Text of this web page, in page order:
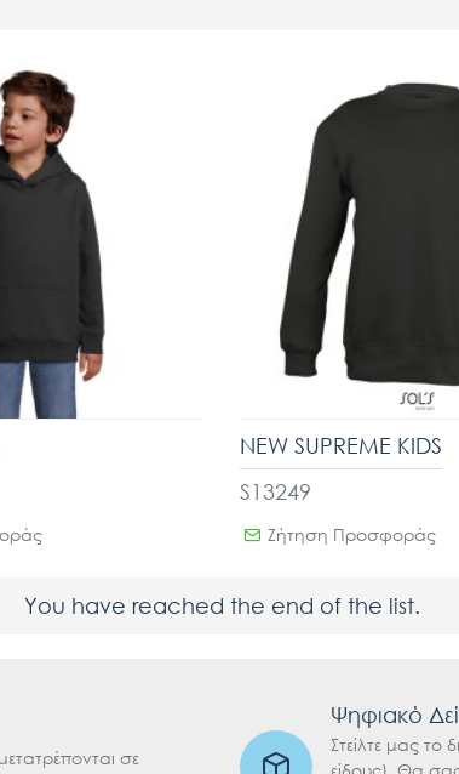
S13249
NEW SUPREME KIDS
Ζήτηση Προσφοράς
You have reached the end of the list.
σε
Ψηφιακό
Στείλτε μας το